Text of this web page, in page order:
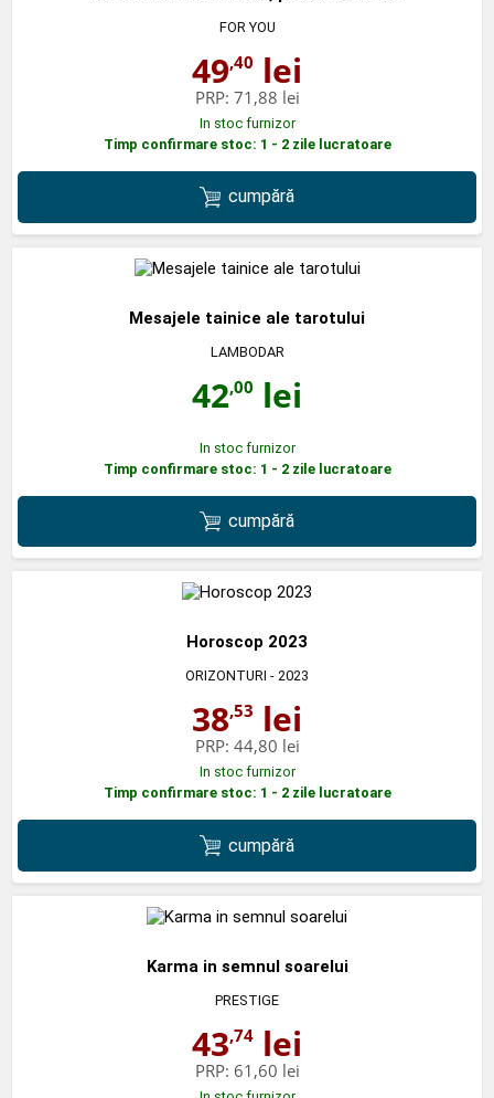
FOR YOU
49,40 lei
PRP: 71,88 lei
In stoc furnizor
Timp confirmare stoc: 1 - 2 zile lucratoare
cumpără
Mesajele tainice ale tarotului
LAMBODAR
42,00 lei
In stoc furnizor
Timp confirmare stoc: 1 - 2 zile lucratoare
cumpără
Horoscop 2023
ORIZONTURI - 2023
38,53 lei
PRP: 44,80 lei
In stoc furnizor
Timp confirmare stoc: 1 - 2 zile lucratoare
cumpără
Karma in semnul soarelui
PRESTIGE
43,74 lei
PRP: 61,60 lei